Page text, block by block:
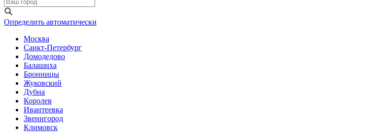
Определить автоматически
Москва
Санкт-Петербург
Домодедово
Балашиха
Бронницы
Жуковский
Дубна
Королев
Ивантеевка
Звенигород
Климовск